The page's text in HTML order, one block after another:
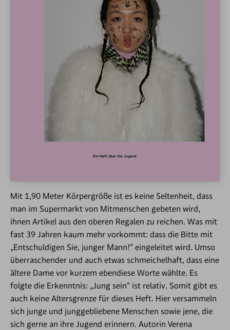
Mit 1,90 Meter Körpergröße ist es keine Seltenheit, dass
man im Supermarkt von Mitmenschen gebeten wird,
ihnen Artikel aus den oberen Regalen zu reichen. Was mit
fast 39 Jahren kaum mehr vorkommt: dass die Bitte mit
„Entschuldigen Sie, junger Mann!“ eingeleitet wird. Umso
überraschender und auch etwas schmeichelhaft, dass eine
ältere Dame vor kurzem ebendiese Worte wählte. Es
folgte die Erkenntnis: „Jung sein“ ist relativ. Somit gibt es
auch keine Altersgrenze für dieses Heft. Hier versammeln
sich junge und junggebliebene Menschen sowie jene, die
sich gerne an ihre Jugend erinnern. Autorin Verena